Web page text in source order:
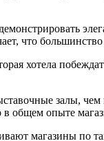
что
хотела
залы,
в общем опыте
магазины по